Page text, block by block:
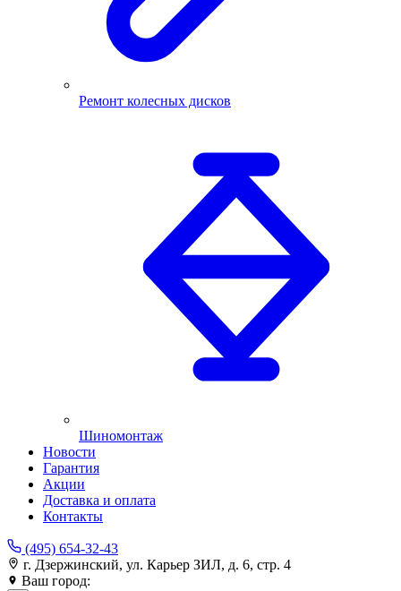
Ремонт колесных дисков
Шиномонтаж
Новости
Гарантия
Акции
Доставка и оплата
Контакты
(495) 654-32-43
г. Дзержинский, ул. Карьер ЗИЛ, д. 6, стр. 4
Ваш город: